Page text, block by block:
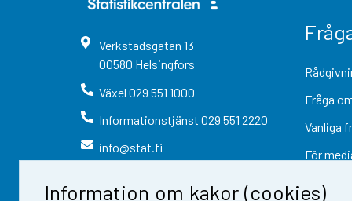
Information om kakor (cookies)
Verkstadsgatan 13
00580 Helsingfors
Växel 029 551 1000
Informationstjänst 029 551 2220
info@stat.fi
Fråga
Vanliga
För